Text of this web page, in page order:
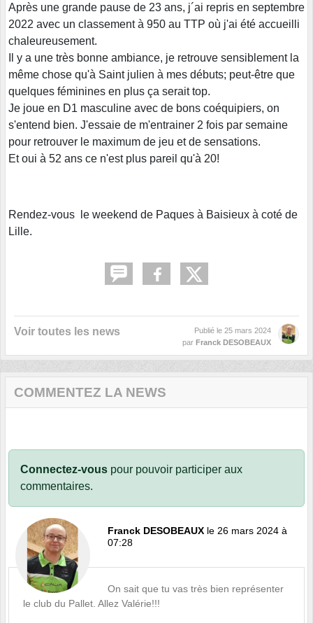
Après une grande pause de 23 ans, j´ai repris en septembre
2022 avec un classement à 950 au TTP où j'ai été accueilli
chaleureusement.
Il y a une très bonne ambiance, je retrouve sensiblement la
même chose qu'à Saint julien à mes débuts; peut-être que
quelques féminines en plus ça serait top.
Je joue en D1 masculine avec de bons coéquipiers, on
s'entend bien. J'essaie de m'entrainer 2 fois par semaine
pour retrouver le maximum de jeu et de sensations.
Et oui à 52 ans ce n'est plus pareil qu'à 20!
Rendez-vous le weekend de Paques à Baisieux à coté de
Lille.
Voir toutes les news Publié le 25 mars 2024
par Franck DESOBEAUX
COMMENTEZ LA NEWS
Connectez-vous pour pouvoir participer aux
commentaires.
Franck DESOBEAUX le 26 mars 2024 à
07:28
On sait que tu vas très bien représenter
le club du Pallet. Allez Valérie!!!